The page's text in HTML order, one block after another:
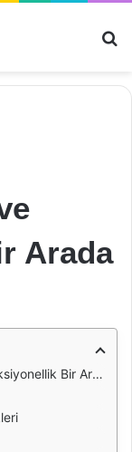
Arada
Bir Arada